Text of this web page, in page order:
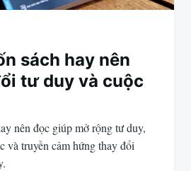
sách hay nên
tư duy và cuộc
nên đọc giúp mở rộng tư duy,
và truyền cảm hứng thay đổi